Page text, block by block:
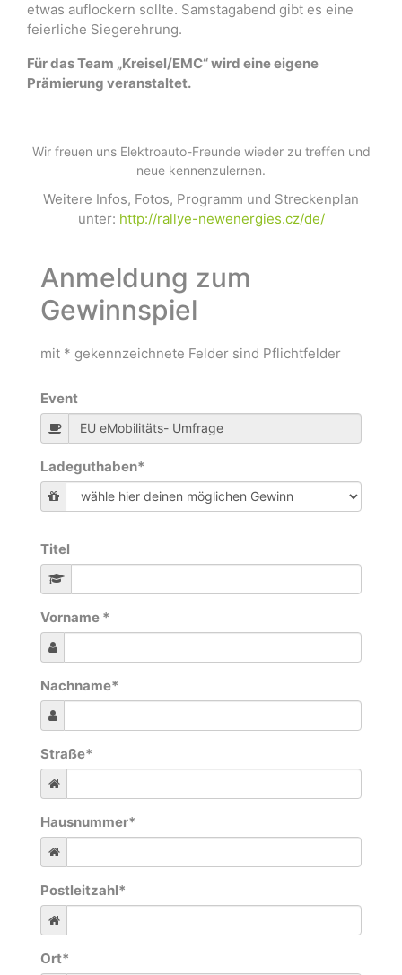
etwas auflockern sollte. Samstagabend gibt es eine
feierliche Siegerehrung.
Für das Team „Kreisel/EMC“ wird eine eigene
Prämierung veranstaltet.
Wir freuen uns Elektroauto-Freunde wieder zu treffen und
neue kennenzulernen.
Weitere Infos, Fotos, Programm und Streckenplan
unter: http://rallye-newenergies.cz/de/
Anmeldung zum
Gewinnspiel
mit * gekennzeichnete Felder sind Pflichtfelder
Event
Ladeguthaben*
Titel
Vorname *
Nachname*
Straße*
Hausnummer*
Postleitzahl*
Ort*